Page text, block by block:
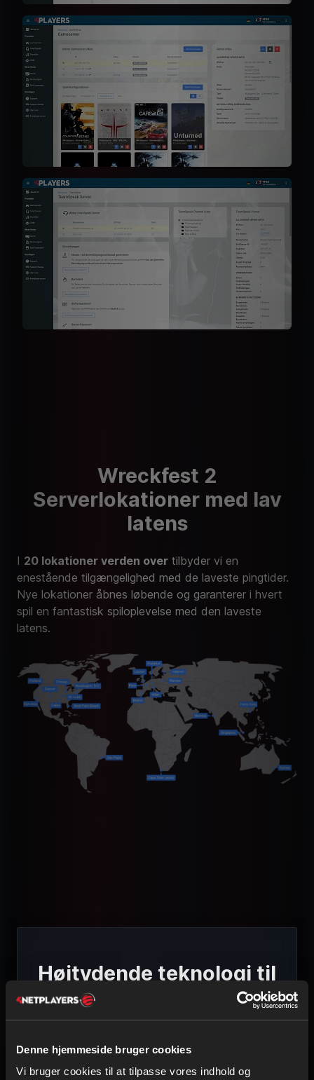
Denne hjemmeside bruger cookies
Vi bruger cookies til at tilpasse vores indhold og
Wreckfest 2
Serverlokationer med lav
latens
I 20 lokationer verden over tilbyder vi en
enestående tilgængelighed med de laveste pingtider.
Nye lokationer åbnes løbende og garanterer i hvert
spil en fantastisk spiloplevelse med den laveste
latens.
Højtydende teknologi til
din Wreckfest 2
gameserver